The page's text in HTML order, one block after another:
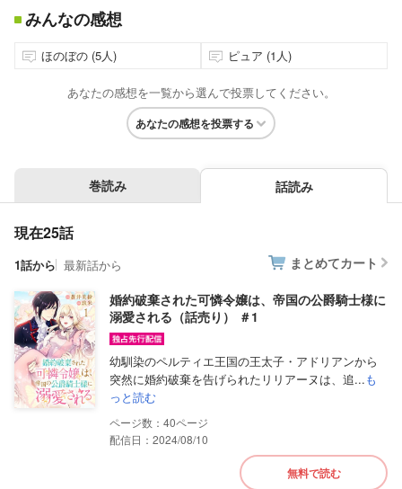
みんなの感想
ほのぼの (5人) ピュア (1人)
あなたの感想を一覧から選んで投票してください。
あなたの感想を投票する
巻読み 話読み
現在25話
1話から 最新話から まとめてカート
婚約破棄された可憐令嬢は、帝国の公爵騎士様に
溺愛される（話売り） ＃1
幼馴染のペルティエ王国の王太子・アドリアンから
突然に婚約破棄を告げられたリリアーヌは、追...も
っと読む
40
配信日：2024/08/10
無料で読む